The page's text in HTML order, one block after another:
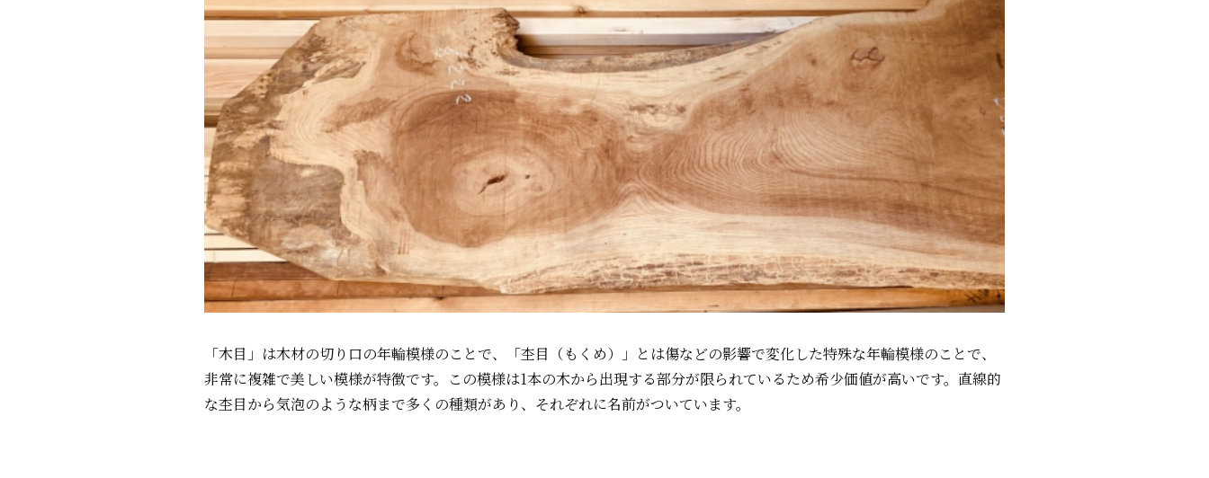
「木目」は木材の切り口の年輪模様のことで、「杢目（もくめ）」とは傷などの影響で変化した特殊な年輪模様のことで、
非常に複雑で美しい模様が特徴です。この模様は1本の木から出現する部分が限られているため希少価値が高いです。直線的
な杢目から気泡のような柄まで多くの種類があり、それぞれに名前がついています。